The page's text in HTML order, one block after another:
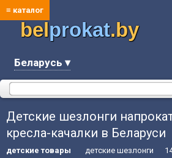
≡ каталог
belprokat.by
Беларусь ▾
Детские шезлонги
кресла-качалки в Беларуси
детские товары детские шезлонги 14